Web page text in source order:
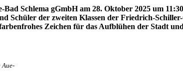
Schlema gGmbH am 28. Oktober 2025 um
Schüler der zweiten Klassen der Friedrich-
Zeichen für das Aufblühen der Stadt